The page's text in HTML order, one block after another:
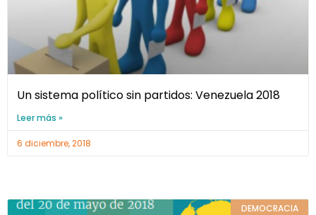
Un sistema político sin partidos: Venezuela 2018
Leer más »
6 diciembre, 2018
DEMOCRACIA